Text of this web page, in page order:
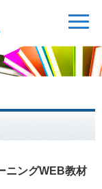
ニングWEB教材